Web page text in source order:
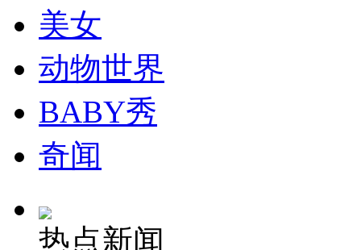
美女
动物世界
BABY秀
奇闻
热点新闻